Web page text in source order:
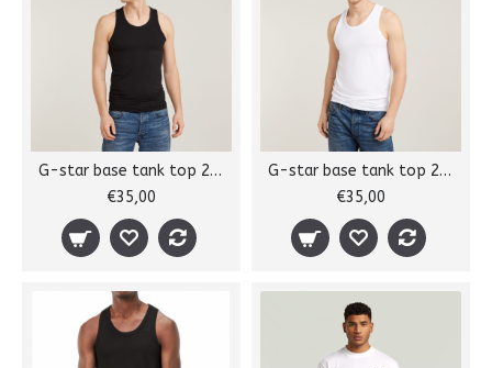
G-star base tank top 2-pack
€35,00
G-star base tank top 2-pack
€35,00